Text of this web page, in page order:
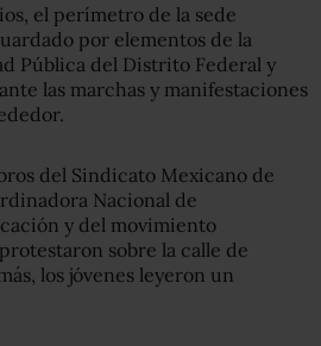
el perímetro de la sede
por elementos de la
Pública del Distrito Federal y
las marchas y manifestaciones
del Sindicato Mexicano de
Nacional de
y del movimiento
sobre la calle de
los jóvenes leyeron un